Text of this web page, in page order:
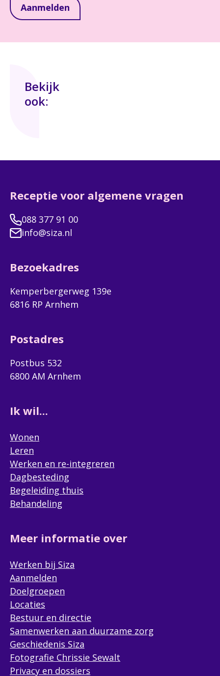
Aanmelden
Bekijk
ook:
Receptie voor algemene vragen
088 377 91 00
info@siza.nl
Bezoekadres
Kemperbergerweg 139e
6816 RP Arnhem
Postadres
Postbus 532
6800 AM Arnhem
Ik wil...
Wonen
Leren
Werken en re-integreren
Dagbesteding
Begeleiding thuis
Behandeling
Meer informatie over
Werken bij Siza
Aanmelden
Doelgroepen
Locaties
Bestuur en directie
Samenwerken aan duurzame zorg
Geschiedenis Siza
Fotografie Chrissie Sewalt
Privacy en dossiers